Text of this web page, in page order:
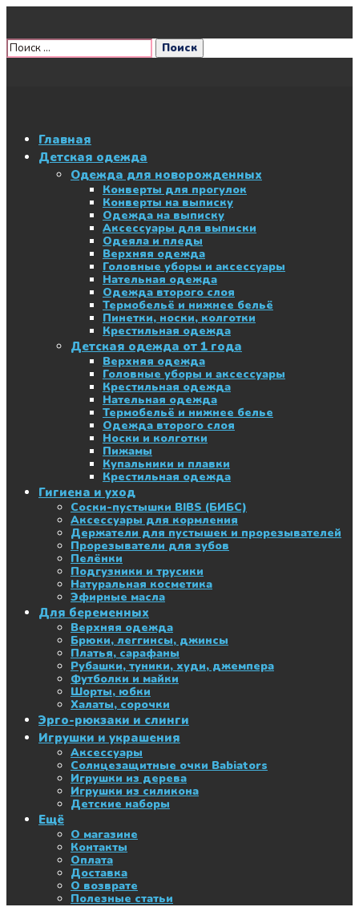
Главная
Детская одежда
Одежда для новорожденных
Конверты для прогулок
Конверты на выписку
Одежда на выписку
Аксессуары для выписки
Одеяла и пледы
Верхняя одежда
Головные уборы и аксессуары
Нательная одежда
Одежда второго слоя
Термобельё и нижнее бельё
Пинетки, носки, колготки
Крестильная одежда
Детская одежда от 1 года
Верхняя одежда
Головные уборы и аксессуары
Крестильная одежда
Нательная одежда
Термобельё и нижнее белье
Одежда второго слоя
Носки и колготки
Пижамы
Купальники и плавки
Крестильная одежда
Гигиена и уход
Соски-пустышки BIBS (БИБС)
Аксессуары для кормления
Держатели для пустышек и прорезывателей
Прорезыватели для зубов
Пелёнки
Подгузники и трусики
Натуральная косметика
Эфирные масла
Для беременных
Верхняя одежда
Брюки, леггинсы, джинсы
Платья, сарафаны
Рубашки, туники, худи, джемпера
Футболки и майки
Шорты, юбки
Халаты, сорочки
Эрго-рюкзаки и слинги
Игрушки и украшения
Аксессуары
Солнцезащитные очки Babiators
Игрушки из дерева
Игрушки из силикона
Детские наборы
Ещё
О магазине
Контакты
Оплата
Доставка
О возврате
Полезные статьи